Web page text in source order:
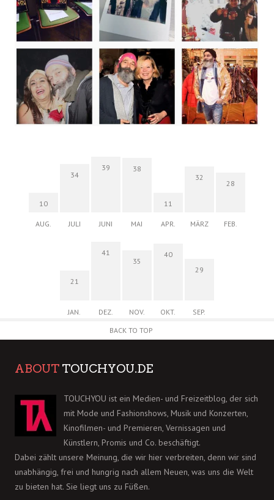
10
AUG.
34
JULI
39
JUNI
38
MAI
11
APR.
32
MÄRZ
28
FEB.
21
JAN.
41
DEZ.
35
NOV.
40
OKT.
29
SEP.
BACK TO TOP
ABOUT TOUCHYOU.DE
TOUCHYOU ist ein Medien- und Freizeitblog, der sich
mit Mode und Fashionshows, Musik und Konzerten,
Kinofilmen- und Premieren, Vernissagen und
Künstlern, Promis und Co. beschäftigt.
Dabei zählt unsere Meinung, die wir hier verbreiten, denn wir sind
unabhängig, frei und hungrig nach allem Neuen, was uns die Welt
zu bieten hat. Sie liegt uns zu Füßen.